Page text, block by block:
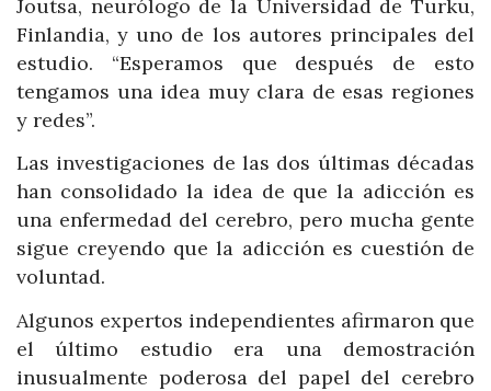
Joutsa, neurólogo de la Universidad de Turku,
Finlandia, y uno de los autores principales del
estudio. “Esperamos que después de esto
tengamos una idea muy clara de esas regiones
y redes”.
Las investigaciones de las dos últimas décadas
han consolidado la idea de que la adicción es
una enfermedad del cerebro, pero mucha gente
sigue creyendo que la adicción es cuestión de
voluntad.
Algunos expertos independientes afirmaron que
el último estudio era una demostración
inusualmente poderosa del papel del cerebro